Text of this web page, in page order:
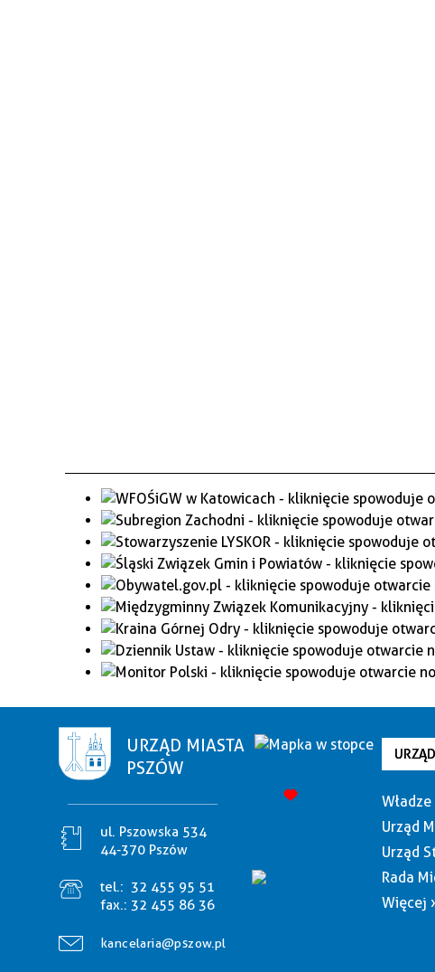
URZĄD MIASTA
PSZÓW
ul. Pszowska 534
44-370 Pszów
tel.: 32 455 95 51
fax.: 32 455 86 36
kancelaria@pszow.pl
Urząd
Urząd
Rada
Więcej